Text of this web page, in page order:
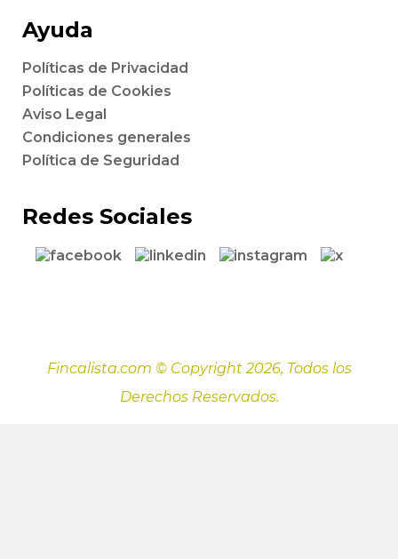
Ayuda
Políticas de Privacidad
Políticas de Cookies
Aviso Legal
Condiciones generales
Política de Seguridad
Redes Sociales
Fincalista.com © Copyright 2026, Todos los
Derechos Reservados.